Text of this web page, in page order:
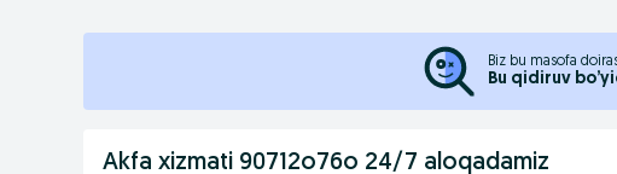
Biz bu masofa
Bu qidiruv
Akfa xizmati 90712o76o 24/7 aloqadamiz